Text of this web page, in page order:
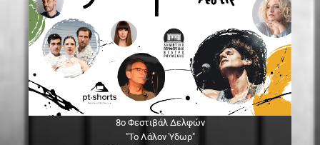
8ο Φεστιβάλ Δελφών
"Το Λάλον Ύδωρ"